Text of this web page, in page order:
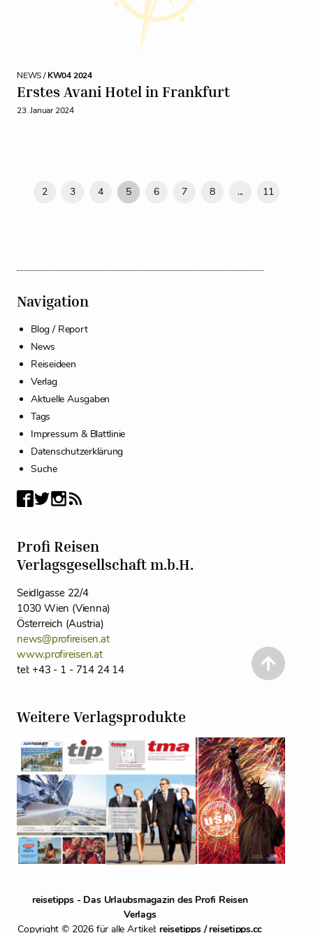
NEWS /KW04 2024
Erstes Avani Hotel in Frankfurt
23. Januar 2024
2 3 4 5 6 7 8 ... 11
Navigation
Blog / Report
News
Reiseideen
Verlag
Aktuelle Ausgaben
Tags
Impressum & Blattlinie
Datenschutzerklärung
Suche
Profi Reisen
Verlagsgesellschaft m.b.H.
Seidlgasse 22/4
1030 Wien (Vienna)
Österreich (Austria)
news@profireisen.at
www.profireisen.at
tel: +43 - 1 - 714 24 14
Weitere Verlagsprodukte
reisetipps - Das Urlaubsmagazin des Profi Reisen
Verlags
Copyright © 2026 für alle Artikel:reisetipps / reisetipps.cc